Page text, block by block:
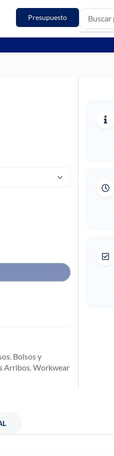
Presupuesto
, Bolsos y
Arribos, Workwear